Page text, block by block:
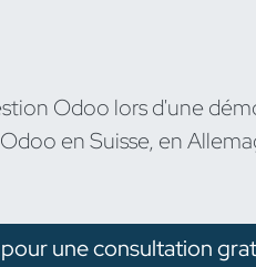
Odoo lors d'une
en Suisse, en
une consultation